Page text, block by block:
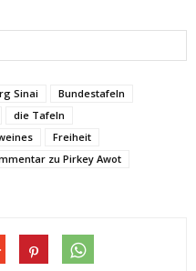
Sinai
Bundestafeln
die Tafeln
Freiheit
zu Pirkey Awot